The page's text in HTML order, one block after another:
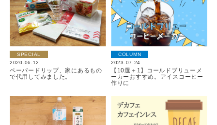
SPECIAL
2020.06.12
ペーパードリップ、家にあるもの
で代用してみました。
COLUMN
2023.07.24
【10選＋1】コールドブリューメ
ーカーおすすめ。アイスコーヒー
作りに